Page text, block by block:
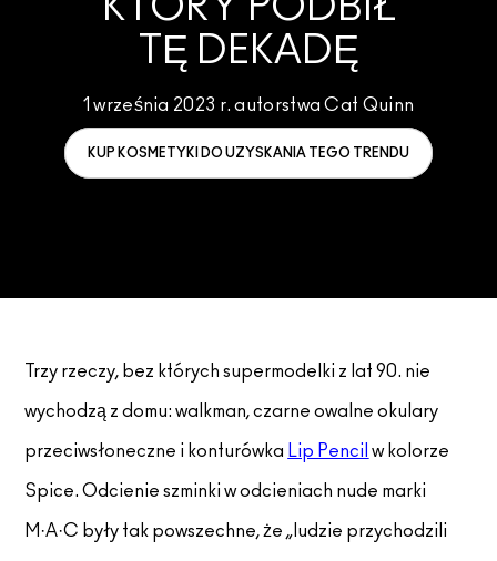
SPRAWDŹ WSZYSTKIE PRODUKTY DO TWARZY
SPRAWDŹ WSZYSTKIE PĘDZLE
TĘ DEKADĘ
1 września 2023 r. autorstwa Cat Quinn
KUP KOSMETYKI DO UZYSKANIA TEGO TRENDU
Trzy rzeczy, bez których supermodelki z lat 90. nie
wychodzą z domu: walkman, czarne owalne okulary
przeciwsłoneczne i konturówka Lip Pencil w kolorze
Spice. Odcienie szminki w odcieniach nude marki
M·A·C były tak powszechne, że „ludzie przychodzili